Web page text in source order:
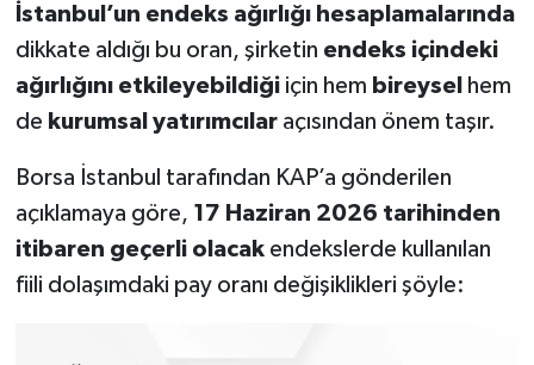
İstanbul’un endeks ağırlığı hesaplamalarında
dikkate aldığı bu oran, şirketin endeks içindeki
ağırlığını etkileyebildiğiiçin hem bireysel hem
de kurumsal yatırımcılaraçısından önem taşır.
Borsa İstanbul tarafından KAP’a gönderilen
açıklamaya göre, 17 Haziran 2026 tarihinden
itibaren geçerli olacakendekslerde kullanılan
fiili dolaşımdaki pay oranı değişiklikleri şöyle: